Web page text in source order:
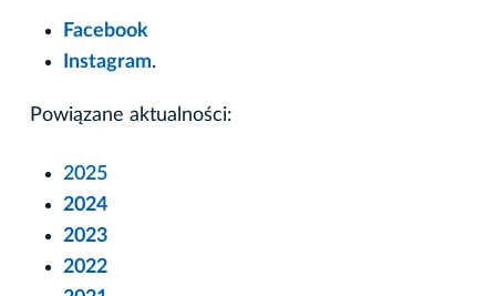
Facebook
Instagram.
Powiązane aktualności:
2025
2024
2023
2022